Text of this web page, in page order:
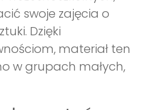
swoje zajęcia o
Dzięki
materiał ten
w grupach małych,